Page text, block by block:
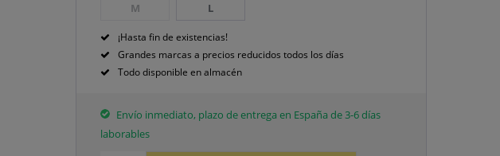
M
L
¡Hasta fin de existencias!
Grandes marcas a precios reducidos todos los días
Todo disponible en almacén
Envío inmediato, plazo de entrega en España de 3-6 días
laborables